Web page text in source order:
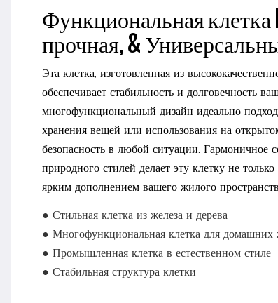
Функциональная клетка
прочная, &
Эта клетка, изготовленная из
обеспечивает стабильность и долговечность
многофункциональный дизайн идеально
хранения вещей или использования на
безопасность в любой ситуации. Гармоничное
природного стилей делает эту клетку не
ярким дополнением вашего жилого
● Стильная клетка из железа и дерева
● Многофункциональная клетка для
● Промышленная клетка в естественном стиле
● Стабильная структура клетки